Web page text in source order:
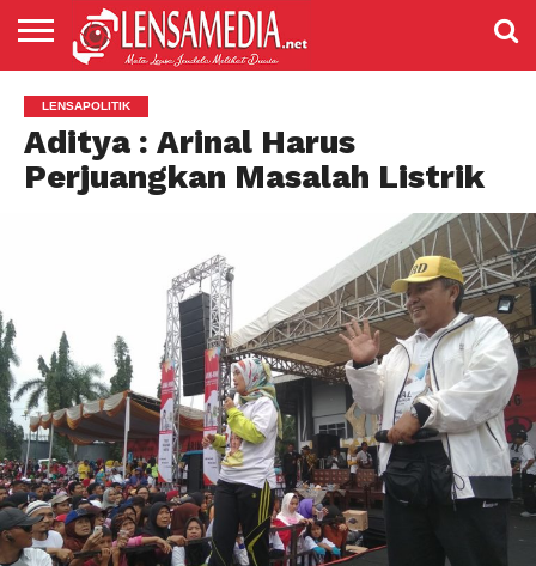
PENDIDIKAN
ENTERTAIMENT
POLITIK
PRISTIWA
SPORT
DAERAH
NASIONAL
ADVETORIAL
LENSAPOLITIK
Aditya : Arinal Harus
Perjuangkan Masalah Listrik